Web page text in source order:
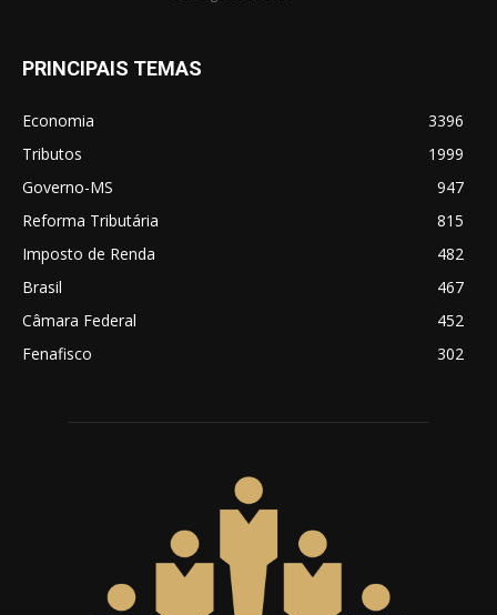
PRINCIPAIS TEMAS
Economia
3396
Tributos
1999
Governo-MS
947
Reforma Tributária
815
Imposto de Renda
482
Brasil
467
Câmara Federal
452
Fenafisco
302